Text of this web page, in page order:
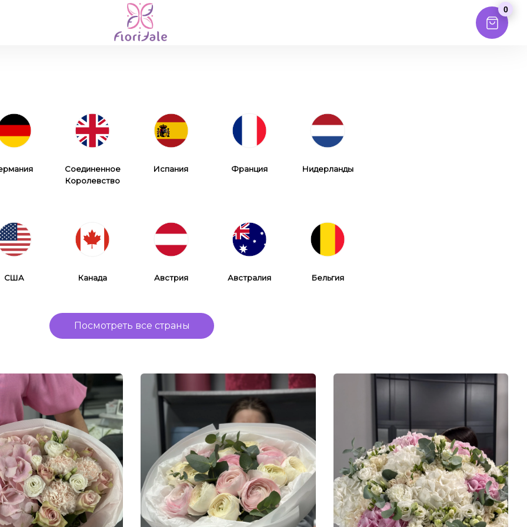
0
Соединенное
Королевство
Испания Франция Нидерланды
США Канада Австрия Австралия Бельгия
Посмотреть все страны